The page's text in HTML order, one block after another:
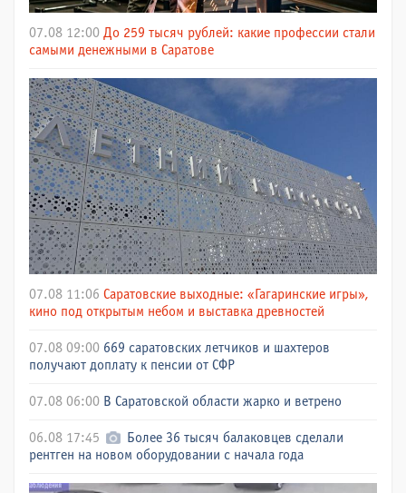
07.08 12:00 До 259 тысяч рублей: какие профессии стали
самыми денежными в Саратове
07.08 11:06 Саратовские выходные: «Гагаринские игры»,
кино под открытым небом и выставка древностей
07.08 09:00 669 саратовских летчиков и шахтеров
получают доплату к пенсии от СФР
07.08 06:00 В Саратовской области жарко и ветрено
06.08 17:45
Более 36 тысяч балаковцев сделали
рентген на новом оборудовании с начала года